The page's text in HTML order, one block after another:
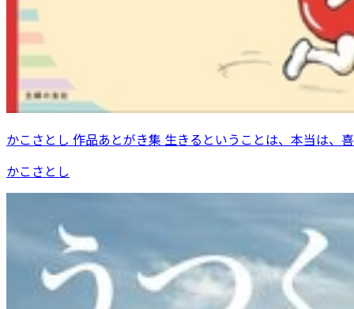
かこさとし 作品あとがき集 生きるということは、本当は、
かこさとし